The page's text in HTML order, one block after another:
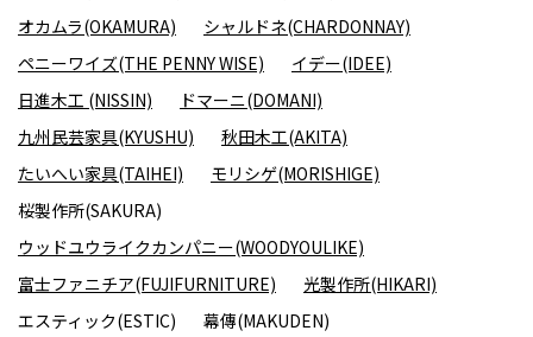
オカムラ(OKAMURA)
シャルドネ(CHARDONNAY)
ペニーワイズ(THE PENNY WISE)
イデー(IDEE)
日進木工 (NISSIN)
ドマーニ(DOMANI)
九州民芸家具(KYUSHU)
秋田木工(AKITA)
たいへい家具(TAIHEI)
モリシゲ(MORISHIGE)
桜製作所(SAKURA)
ウッドユウライクカンパニー(WOODYOULIKE)
富士ファニチア(FUJIFURNITURE)
光製作所(HIKARI)
エスティック(ESTIC)
幕傳(MAKUDEN)